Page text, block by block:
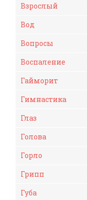
Взрослый
Вод
Вопросы
Воспаление
Гайморит
Гимнастика
Глаз
Голова
Горло
Грипп
Губа